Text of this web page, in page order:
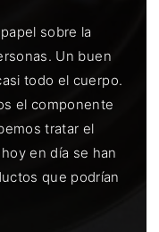
sobre la
Un buen
todo el cuerpo.
el componente
tratar el
en día se han
que podrían